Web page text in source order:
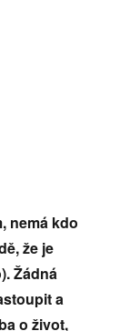
nemá kdo
že je
Žádná
a
o život,